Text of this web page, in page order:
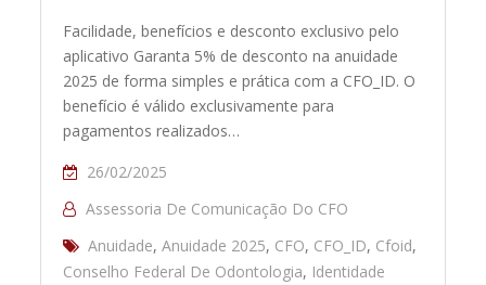
Facilidade, benefícios e desconto exclusivo pelo
aplicativo Garanta 5% de desconto na anuidade
2025 de forma simples e prática com a CFO_ID. O
benefício é válido exclusivamente para
pagamentos realizados…
26/02/2025
Assessoria De Comunicação Do CFO
Anuidade,Anuidade 2025, CFO, CFO_ID, Cfoid,
Conselho Federal De Odontologia, Identidade